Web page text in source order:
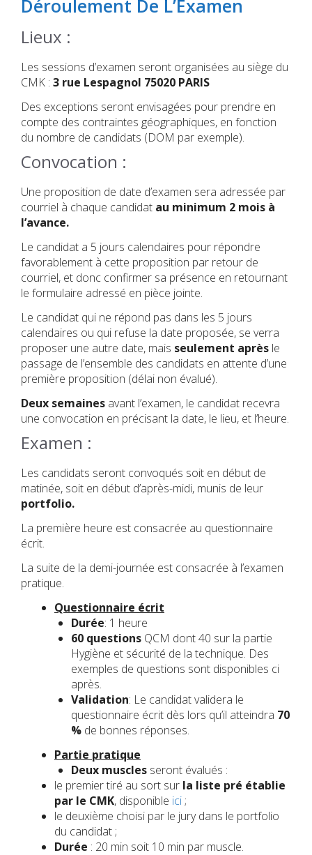
Déroulement De L’Examen
Lieux :
Les sessions d’examen seront organisées au siège du
CMK : 3 rue Lespagnol 75020 PARIS
Des exceptions seront envisagées pour prendre en
compte des contraintes géographiques, en fonction
du nombre de candidats (DOM par exemple).
Convocation :
Une proposition de date d’examen sera adressée par
courriel à chaque candidat au minimum 2 mois à
l’avance.
Le candidat a 5 jours calendaires pour répondre
favorablement à cette proposition par retour de
courriel, et donc confirmer sa présence en retournant
le formulaire adressé en pièce jointe.
Le candidat qui ne répond pas dans les 5 jours
calendaires ou qui refuse la date proposée, se verra
proposer une autre date, mais seulement après le
passage de l’ensemble des candidats en attente d’une
première proposition (délai non évalué).
Deux semaines avant l’examen, le candidat recevra
une convocation en précisant la date, le lieu, et l’heure.
Examen :
Les candidats seront convoqués soit en début de
matinée, soit en début d’après-midi, munis de leur
portfolio.
La première heure est consacrée au questionnaire
écrit.
La suite de la demi-journée est consacrée à l’examen
pratique.
Questionnaire écrit
Durée: 1 heure
60 questions QCM dont 40 sur la partie
Hygiène et sécurité de la technique. Des
exemples de questions sont disponibles ci
après.
Validation: Le candidat validera le
questionnaire écrit dès lors qu’il atteindra 70
% de bonnes réponses.
Partie pratique
Deux muscles seront évalués :
le premier tiré au sort sur la liste pré établie
par le CMK, disponible ici;
le deuxième choisi par le jury dans le portfolio
du candidat ;
Durée : 20 min soit 10 min par muscle.